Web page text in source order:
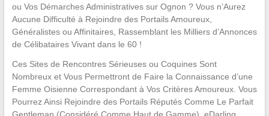
ou Vos Démarches Administratives sur Ognon ? Vous n’Aurez
Aucune Difficulté à Rejoindre des Portails Amoureux,
Généralistes ou Affinitaires, Rassemblant les Milliers d’Annonces
de Célibataires Vivant dans le 60 !
Ces Sites de Rencontres Sérieuses ou Coquines Sont
Nombreux et Vous Permettront de Faire la Connaissance d’une
Femme Oisienne Correspondant à Vos Critères Amoureux. Vous
Pourrez Ainsi Rejoindre des Portails Réputés Comme Le Parfait